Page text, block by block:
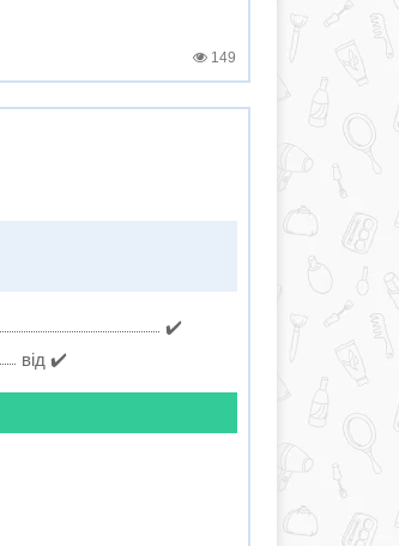
149
✔️
від ✔️